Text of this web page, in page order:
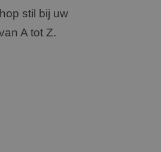
stil bij uw
A tot Z.